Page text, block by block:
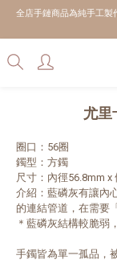
全店手鏈商品為純手工製
尤
圈口：56圈
鐲型：方鐲
尺寸：內徑56.8mm x
介紹：藍磷灰有讓內
的連結管道，在需要
＊藍磷灰結構較脆弱
手鐲皆為單一孤品，